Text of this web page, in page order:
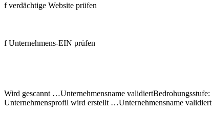
verdächtige Website prüfen
Unternehmens-EIN prüfen
Wird gescannt …
Unternehmensprofil wird erstellt …Unternehmensname validiert